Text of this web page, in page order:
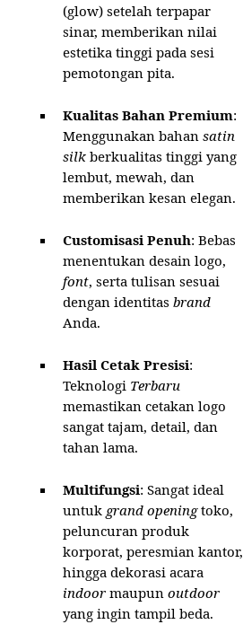
(glow) setelah terpapar
sinar, memberikan nilai
estetika tinggi pada sesi
pemotongan pita.
Kualitas Bahan Premium:
Menggunakan bahan satin
silk berkualitas tinggi yang
lembut, mewah, dan
memberikan kesan elegan.
Customisasi Penuh: Bebas
menentukan desain logo,
font, serta tulisan sesuai
dengan identitas brand
Anda.
Hasil Cetak Presisi:
Teknologi Terbaru
memastikan cetakan logo
sangat tajam, detail, dan
tahan lama.
Multifungsi: Sangat ideal
untuk grand openingtoko,
peluncuran produk
korporat, peresmian kantor,
hingga dekorasi acara
indoor maupun outdoor
yang ingin tampil beda.